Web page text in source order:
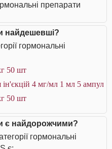
препарати
найдешевші?
гормональні
50 шт
ін'єкцій 4 мг/мл 1 мл 5 ампул
50 шт
є найдорожчими?
гормональні